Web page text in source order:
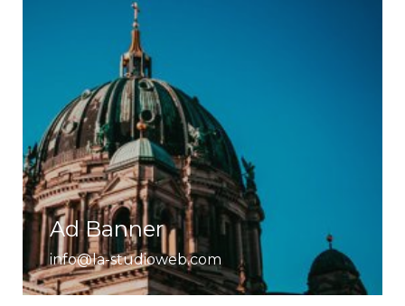
Ad Banner
info@la-studioweb.com